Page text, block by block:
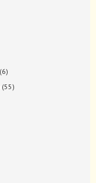
66
5555